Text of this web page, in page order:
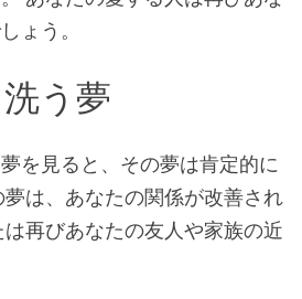
ょう。
う夢
を見ると、その夢は肯定的に
は、あなたの関係が改善され
再びあなたの友人や家族の近